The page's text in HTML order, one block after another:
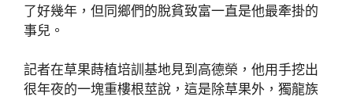
了好幾年，但同鄉們的脫貧致富一直是他最牽掛的
事兒。
記者在草果蒔植培訓基地見到高德榮，他用手挖出
很年夜的一塊重樓根莖說，這是除草果外，獨龍族